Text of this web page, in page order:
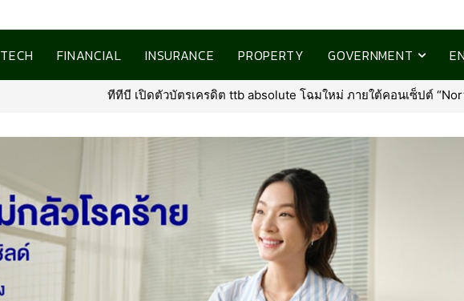
TECH FINANCIAL INSURANCE PROPERTY GOVERNMENT
ttb absolute โฉมใหม่ ภายใต้คอนเซ็ปต์ “North Star of Traveler” พร้อมเพิ่มเอกสิทธิ์ให